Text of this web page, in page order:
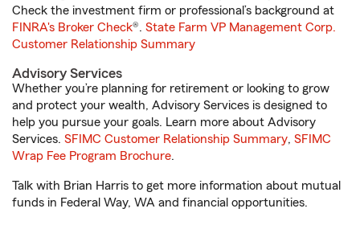
Check the investment firm or professional’s background at
FINRA's Broker Check®. State Farm VP Management Corp.
Customer Relationship Summary
Advisory Services
Whether you’re planning for retirement or looking to grow
and protect your wealth, Advisory Services is designed to
help you pursue your goals. Learn more about Advisory
Services. SFIMC Customer Relationship Summary, SFIMC
Wrap Fee Program Brochure.
Talk with Brian Harris to get more information about mutual
funds in Federal Way, WA and financial opportunities.